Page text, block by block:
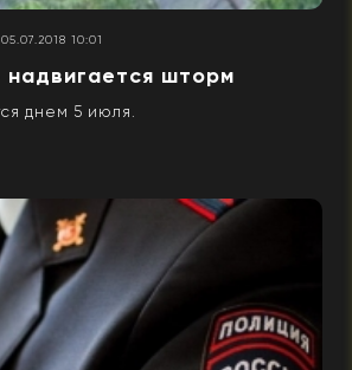
10:01
шторм
днем 5 июля.